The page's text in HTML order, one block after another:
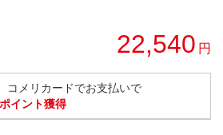
22,540 円
コメリカードでお支払いで
イント獲得